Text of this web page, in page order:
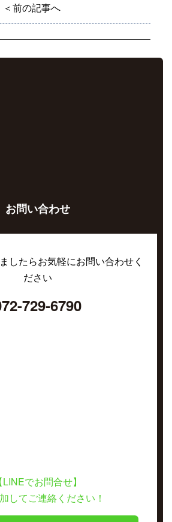
＜前の記事へ
お問い合わせ
したらお気軽にお問い合わせく
ださい
729-6790
【LINEでお問合せ】
してご連絡ください！